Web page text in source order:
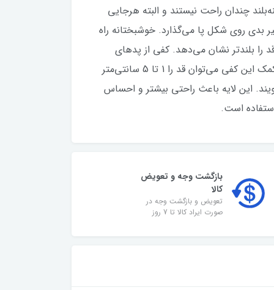
چندان راحت نیستند و البته هرجایی
بدی روی شکل پا می‌گذارد. خوشبختانه راه
را بلندتر نشان می‌دهد. کفی از پدهای
افزایش قد تشکیل شده است که بنا به شرایط و عمق کفش تا 5 لایه از این پدها را می‌توان داخل کفش قرار داد. به کمک این کفی می‌توان قد را 1 تا 5 سانتی‌متر
این لایه باعث راحتی بیشتر و احساس
است.
بازگشت وجه و تعویض
کالا
تعویض و بازگشت وجه در
صورت ایراد کالا تا 7 روز